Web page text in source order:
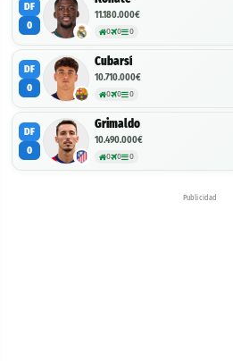
DF
0
11.180.000€
0 0 0
DF
0
Cubarsí
10.710.000€
0 0 0
DF
0
Grimaldo
10.490.000€
0 0 0
Publicidad